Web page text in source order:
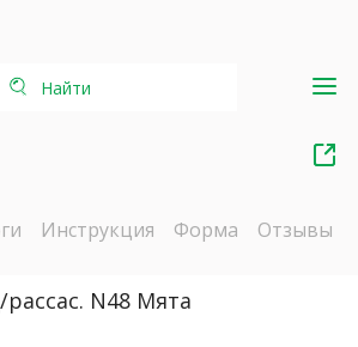
Найти
Инструкция Форма Отзывы
N48 Мята